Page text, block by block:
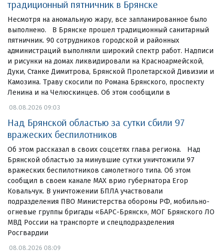
традиционный пятничник в Брянске
Несмотря на аномальную жару, все запланированное было
выполнено. В Брянске прошел традиционный санитарный
пятничник. 90 сотрудников городской и районных
администраций выполняли широкий спектр работ. Надписи
и рисунки на домах ликвидировали на Красноармейской,
Дуки, Станке Димитрова, Брянской Пролетарской Дивизии и
Камозина. Траву скосили по Романа Брянского, проспекту
Ленина и на Челюскинцев. Об этом сообщили в
08.08.2026 09:03
Над Брянской областью за сутки сбили 97
вражеских беспилотников
Об этом рассказал в своих соцсетях глава региона. Над
Брянской областью за минувшие сутки уничтожили 97
вражеских беспилотников самолетного типа. Об этом
сообщил в своем канале МАХ врио губернатора Егор
Ковальчук. В уничтожении БПЛА участвовали
подразделения ПВО Министерства обороны РФ, мобильно-
огневые группы бригады «БАРС-Брянск», МОГ Брянского ЛО
МВД России на транспорте и спецподразделения
Росгвардии
08.08.2026 08:09